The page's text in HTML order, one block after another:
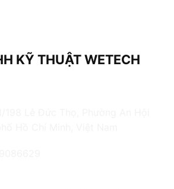
KỸ THUẬT WETECH